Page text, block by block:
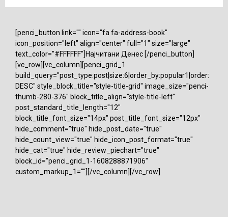
[penci_button link="" icon="fa fa-address-book"
icon_position="left" align="center" full="1" size="large"
text_color="#FFFFFF"]Најчитани Денес [/penci_button]
[vc_row][vc_column][penci_grid_1
build_query="post_type:post|size:6|order_by:popular1|order:
DESC" style_block_title="style-title-grid" image_size="penci-
thumb-280-376" block_title_align="style-title-left"
post_standard_title_length="12"
block_title_font_size="14px" post_title_font_size="12px"
hide_comment="true" hide_post_date="true"
hide_count_view="true" hide_icon_post_format="true"
hide_cat="true" hide_review_piechart="true"
block_id="penci_grid_1-1608288871906"
custom_markup_1=""][/vc_column][/vc_row]